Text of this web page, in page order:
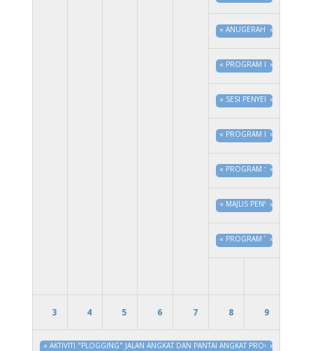
« ANUGERAH ASEAN
»
« PROGRAM PLOGGING &
»
« SESI PENYERAHAN SIJIL
»
« PROGRAM LOCAL
»
« PROGRAM SANTUNI
»
« MAJLIS PENYERAHAN
»
« PROGRAM TURUN
»
3 4 5 6 7 8 9
« AKTIVITI "PLOGGING" JALAN ANGKAT DAN PANTAI ANGKAT PROGRAM
»